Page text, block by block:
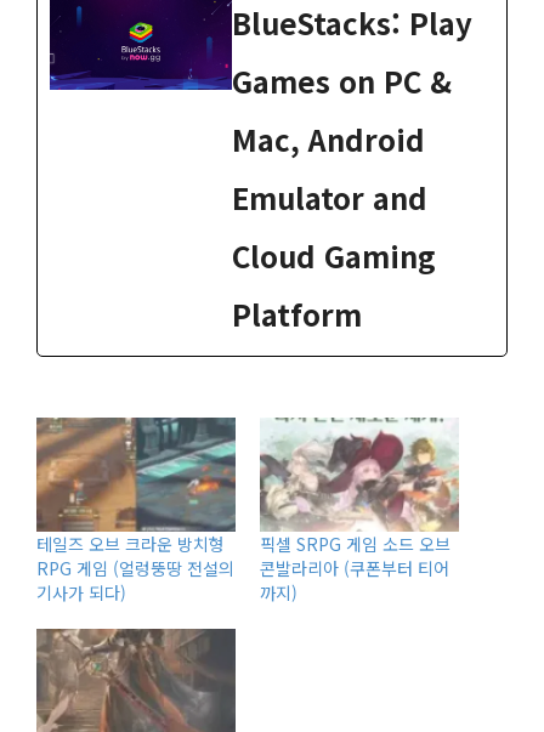
BlueStacks: Play
Games on PC &
Mac, Android
Emulator and
Cloud Gaming
Platform
테일즈 오브 크라운 방치형
RPG 게임 (얼렁뚱땅 전설의
기사가 되다)
픽셀 SRPG 게임 소드 오브
콘발라리아 (쿠폰부터 티어
까지)